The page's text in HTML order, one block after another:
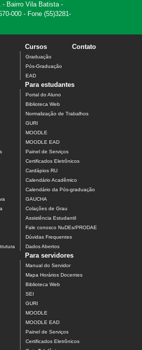
- Bairro Vila Batista -
000 - Fone (55)3281-
Cursos
Graduação
Pós-Graduação
EAD
Contato
Para estudantes
Portal do Aluno
Biblioteca Web
Normalização de Trabalhos
GURI
MOODLE
MOODLE EAD
Painel de Serviços
Certificados Eletrônicos
Cardápios RU
Calendário Acadêmico
Calendário da Pós-graduação
GAUCHA
Colações de Grau
Assistência Estudantil
Fale conosco NuDEs/PRODAE
Dúvidas Frequentes
Dados Abertos
Para servidores
Manual do Servidor
Mapa Horários Docentes
Biblioteca Web
SEI
GURI
MOODLE
MOODLE EAD
Painel de Serviços
Certificados Eletrônicos